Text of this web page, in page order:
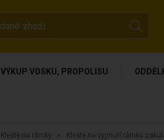
VÝKUP VOSKU, PROPOLISU
Kleště na rámky Kleště na vyjmutí rámků